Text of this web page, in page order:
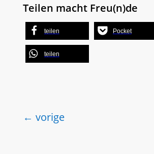
Teilen macht Freu(n)de
teilen Pocket
teilen
← vorige